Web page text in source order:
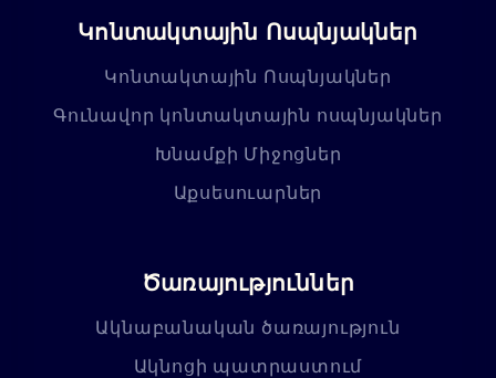
Կոնտակտային Ոսպնյակներ
Կոնտակտային Ոսպնյակներ
Գունավոր կոնտակտային ոսպնյակներ
Խնամքի Միջոցներ
Աքսեսուարներ
Ծառայություններ
Ակնաբանական ծառայություն
Ակնոցի պատրաստում